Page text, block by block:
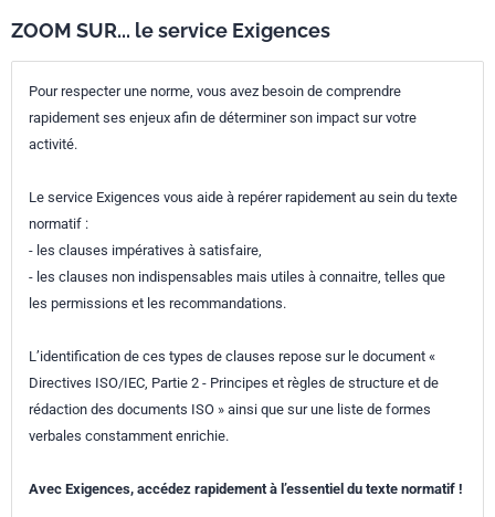
ZOOM SUR... le service Exigences
Pour respecter une norme, vous avez besoin de comprendre
rapidement ses enjeux afin de déterminer son impact sur votre
activité.
Le service Exigences vous aide à repérer rapidement au sein du texte
normatif :
- les clauses impératives à satisfaire,
- les clauses non indispensables mais utiles à connaitre, telles que
les permissions et les recommandations.
L’identification de ces types de clauses repose sur le document «
Directives ISO/IEC, Partie 2 - Principes et règles de structure et de
rédaction des documents ISO » ainsi que sur une liste de formes
verbales constamment enrichie.
Avec Exigences, accédez rapidement à l’essentiel du texte normatif !